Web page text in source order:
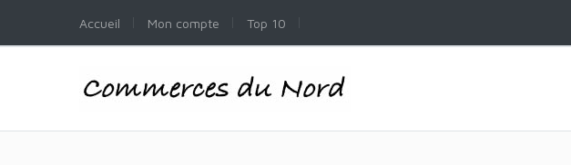
Accueil Mon compte Top 10